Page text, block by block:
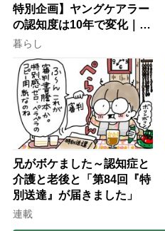
特別企画】ヤングケアラー
の認知度は10年で変化｜流
行語大賞にノミネート、法
律にも明記されたが果たし
て現在は？
暮らし
兄がボケました～認知症と
介護と老後と「第84回『特
別送達』が届きました」
連載